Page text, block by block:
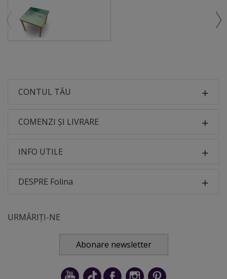
CONTUL TĂU
COMENZI ȘI LIVRARE
INFO UTILE
DESPRE Folina
URMĂRIȚI-NE
Abonare newsletter